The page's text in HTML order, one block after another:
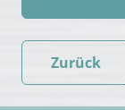
Zurück